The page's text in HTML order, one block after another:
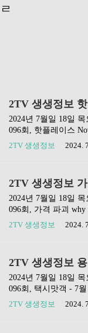
ㄹ
2024년 7월일 18일
096회, 핫플레이스
다 편에 3곳의 맛집이
겨놨습니다. ❗️편스토
맛집❗️❗️전현무계획 맛
네한바퀴 맛집❗️ 맛
마포구 망원동 411-
지도 훈훈호떡위치
화번호: 010 404..
2TV 생생정보 2024.
2024년 7월일 18일
096회, 가격 파괴
격 파괴 한우 국밥과
랑 다시보기❗️❗️택배가
정보❗️❗️생활의 달인
금호점 위치 주소: 광
번호: 0507 1397
30라스트오더: 21:00
2TV 생생정보 2024.
2024년 7월일 18일
096회, 택시맛객 - 7
인 여행 편에서 소개
2TV 생생정보 2024.